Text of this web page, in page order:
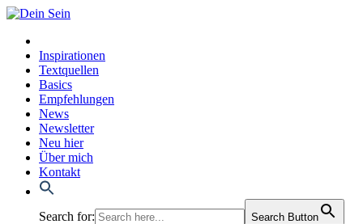
Inspirationen
Textquellen
Basics
Empfehlungen
News
Newsletter
Neu hier
Über mich
Kontakt
Search for: Search Button